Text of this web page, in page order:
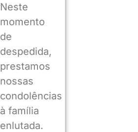
Neste
momento
de
despedida,
prestamos
nossas
condolências
à família
enlutada.